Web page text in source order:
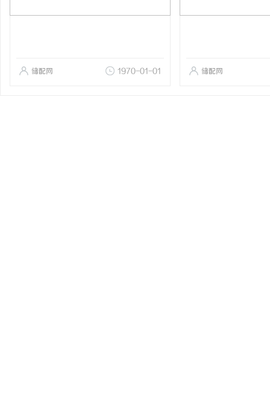
储配网 1970-01-01 储配网